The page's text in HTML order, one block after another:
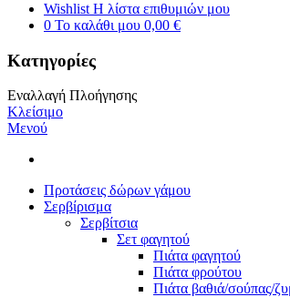
Wishlist Η λίστα επιθυμιών μου
0 Το καλάθι μου 0,00 €
Κατηγορίες
Εναλλαγή Πλοήγησης
Κλείσιμο
Μενού
Προτάσεις δώρων γάμου
Σερβίρισμα
Σερβίτσια
Σετ φαγητού
Πιάτα φαγητού
Πιάτα φρούτου
Πιάτα βαθιά/σούπας/